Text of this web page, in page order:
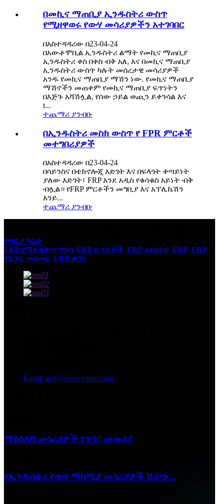
በመኪና ማጠቢያ ኢንዱስትሪ ውስጥ
የሚዘዋወሩ የውሃ መሳሪያዎችን አተገባበር
በአስተዳዳሪው በ23-04-24
በአውቶሞቢል ኢንዱስትሪ ልማት የመኪና ማጠቢያ
ኢንዱስትሪ ቀስ በቀስ ብቅ አለ, እና በመኪና ማጠቢያ
ኢንዱስትሪ ውስጥ ካሉት መሰረታዊ መሳሪያዎች
አንዱ የመኪና ማጠቢያ ማሽን ነው. የመኪና ማጠቢያ
ማሽኖችን መጠቀም የመኪና ማጠቢያ ፍጥነትን
በእጅጉ አሻሽሏል, የሰው ኃይል ወጪን ይቀንሳል እና
t...
ተጨማሪ ያንብቡ
በኢንዱስትሪ መስክ ውስጥ የ FPR ምርቶች
መተግበሪያዎች
በአስተዳዳሪው በ23-04-24
በሳይንስና በቴክኖሎጂ እድገት እና በፍላጎት ቀጣይነት
ያለው እድገት፣ FRP እንደ አዲስ የቁሳቁስ አይነት ብቅ
ብሏል። የFRP ምርቶችን መግቢያ እና አፕሊኬሽን
እንይ...
ተጨማሪ ያንብቡ
የጣቢያ ካርታ
FRP የማቀዝቀዣ ግንብ, FRP ቧንቧዎች FRP ሬአክተር, FRP, FRP
የቧንቧ መስመር, FRP ታንክ
Email: neil@sinotoption.com
ማለስለሻ መሳሪያዎች የጥገና መመሪያ
የኢንዱስትሪ የውሃ ማከሚያ መሳሪያዎች ሽያጭ...